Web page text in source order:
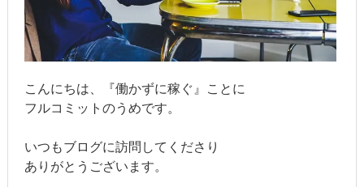
こんにちは、『働かずに稼ぐ』ことに
フルコミットのうめです。
いつもブログに訪問してくださり
ありがとうございます。